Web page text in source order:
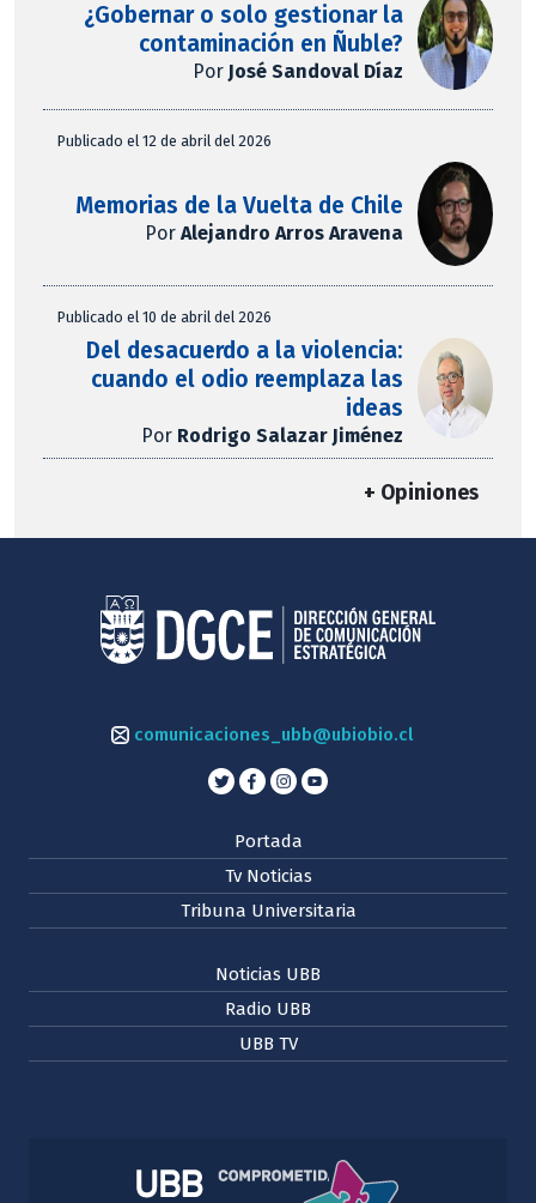
¿Gobernar o solo gestionar la
contaminación en Ñuble?
Por José Sandoval Díaz
Publicado el 12 de abril del 2026
Memorias de la Vuelta de Chile
PorAlejandro Arros Aravena
Publicado el 10 de abril del 2026
Del desacuerdo a la violencia:
cuando el odio reemplaza las
ideas
Por Rodrigo Salazar Jiménez
+ Opiniones
comunicaciones_ubb@ubiobio.cl
Portada
Tv Noticias
Tribuna Universitaria
Noticias UBB
Radio UBB
UBB TV